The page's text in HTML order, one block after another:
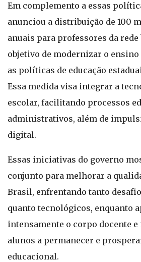
Em complemento a essas
anunciou a distribuição de 100
anuais para professores da rede
objetivo de modernizar o
as políticas de educação
Essa medida visa integrar a
escolar, facilitando processos
administrativos, além de
digital.
Essas iniciativas do governo
conjunto para melhorar a
Brasil, enfrentando tanto
quanto tecnológicos, enquanto
intensamente o corpo docente
alunos a permanecer e
educacional.